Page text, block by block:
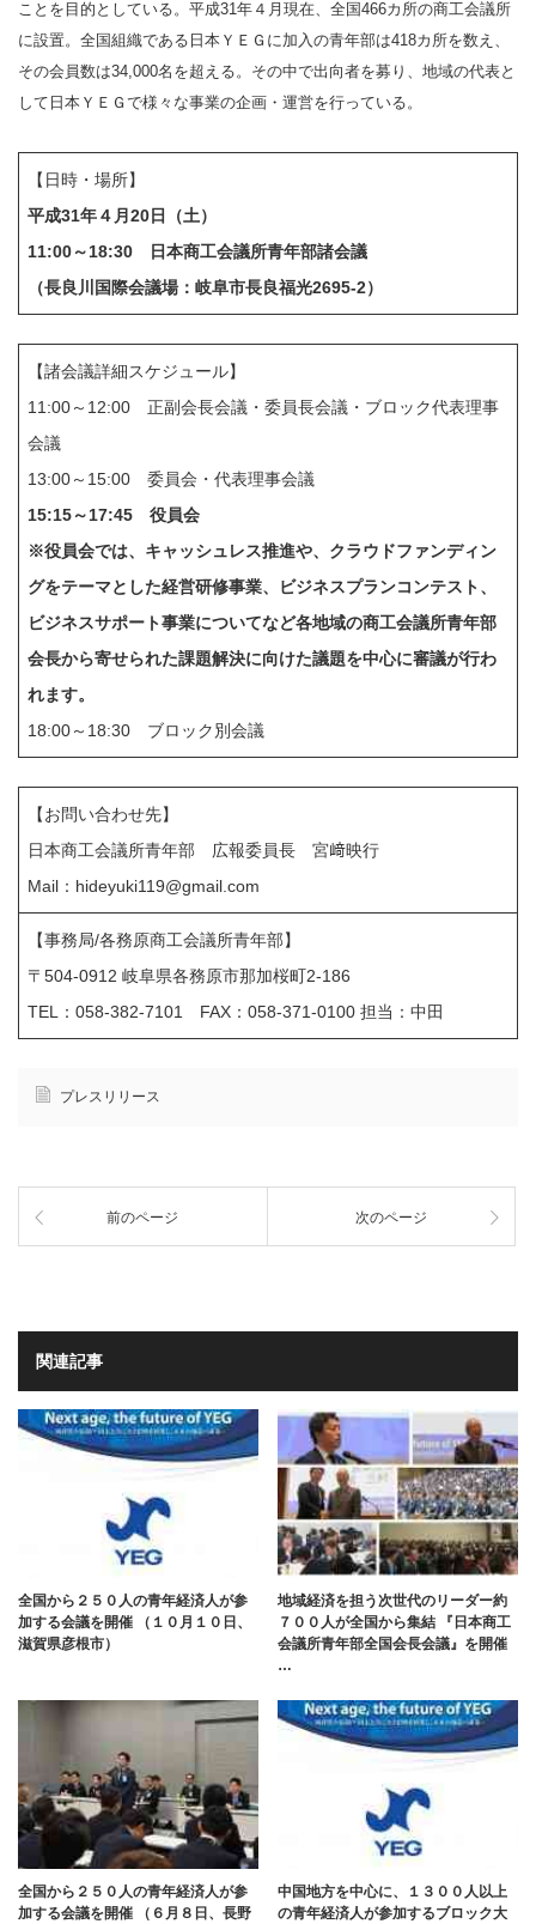
ことを目的としている。平成31年４月現在、全国466カ所の商工会議所
に設置。全国組織である日本ＹＥＧに加入の青年部は418カ所を数え、
その会員数は34,000名を超える。その中で出向者を募り、地域の代表と
して日本ＹＥＧで様々な事業の企画・運営を行っている。
【日時・場所】
平成31年４月20日（土）
11:00～18:30 日本商工会議所青年部諸会議
（長良川国際会議場：岐阜市長良福光2695-2）
【諸会議詳細スケジュール】
11:00～12:00 正副会長会議・委員長会議・ブロック代表理事
会議
13:00～15:00 委員会・代表理事会議
15:15～17:45 役員会
※役員会では、キャッシュレス推進や、クラウドファンディン
グをテーマとした経営研修事業、ビジネスプランコンテスト、
ビジネスサポート事業についてなど各地域の商工会議所青年部
会長から寄せられた課題解決に向けた議題を中心に審議が行わ
れます。
18:00～18:30 ブロック別会議
【お問い合わせ先】
日本商工会議所青年部 広報委員長 宮﨑映行
Mail： hideyuki119@gmail.com
【事務局/各務原商工会議所青年部】
〒504-0912 岐阜県各務原市那加桜町2-186
TEL：058-382-7101 FAX：058-371-0100 担当：中田
プレスリリース
前のページ 次のページ
関連記事
全国から２５０人の青年経済人が参
加する会議を開催 （１０月１０日、
滋賀県彦根市）
地域経済を担う次世代のリーダー約
７００人が全国から集結 『日本商工
会議所青年部全国会長会議』を開催
…
全国から２５０人の青年経済人が参
加する会議を開催 （６月８日、長野
中国地方を中心に、１３００人以上
の青年経済人が参加するブロック大